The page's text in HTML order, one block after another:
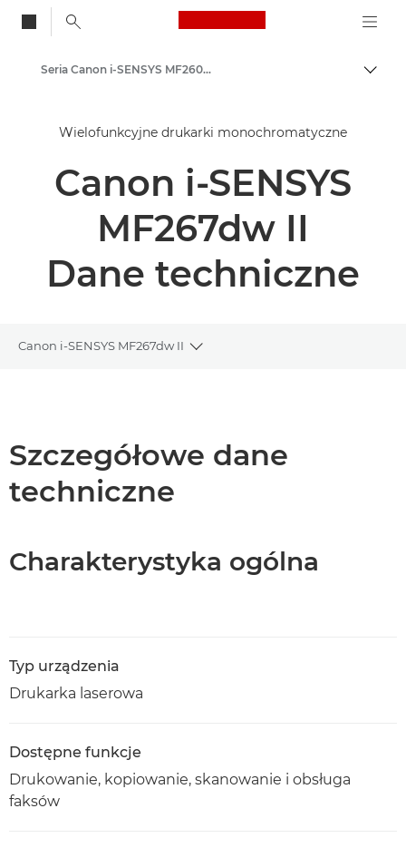
Canon Logo, back
Rozwiązania i usługi
Produkty dla biznesu
Drukarki wielofunkcyjne – urządzenia wielofunkcyjne
Wielofunkcyjne drukarki monochromatyczne
Seria Canon i-SENSYS MF260 II – drukarki wielofunkcyjne
Wielofunkcyjne drukarki monochromatyczne
Canon i-SENSYS
MF267dw II
Dane techniczne
Canon i-SENSYS MF267dw II
Toggle breadcrumbs
Pomoc techniczna
Szczegółowe dane
techniczne
Charakterystyka ogólna
Typ urządzenia
Drukarka laserowa
Dostępne funkcje
Drukowanie, kopiowanie, skanowanie i obsługa
faksów